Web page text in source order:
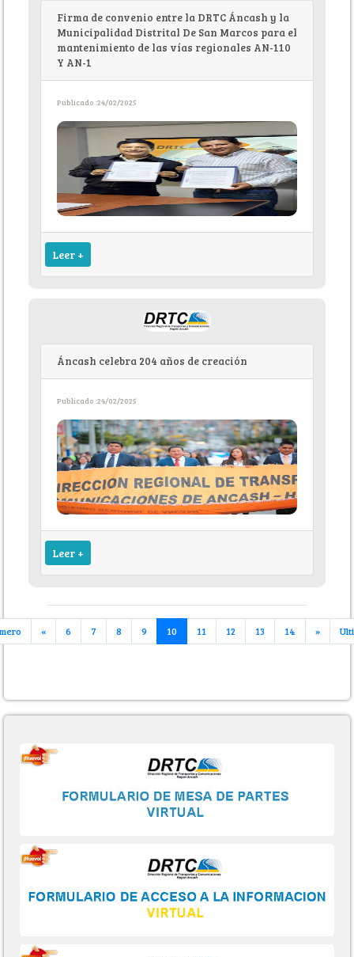
Firma de convenio entre la DRTC Áncash y la
Municipalidad Distrital De San Marcos para el
mantenimiento de las vías regionales AN-110
Y AN-1
Publicado :24/02/2025
Leer +
Áncash celebra 204 años de creación
Publicado :24/02/2025
Leer +
« 6 7 8 9 10 11 12 13 14 »